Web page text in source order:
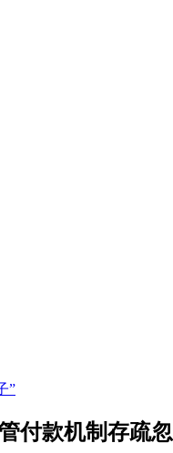
”
付款机制存疏忽